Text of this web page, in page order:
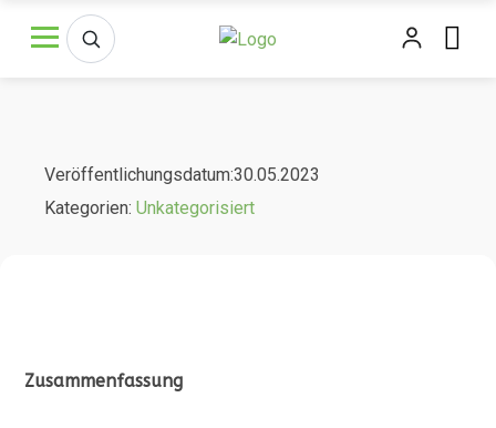
Veröffentlichungsdatum:30.05.2023
Kategorien: Unkategorisiert
Zusammenfassung